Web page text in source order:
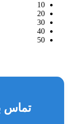
10
20
30
40
50
تماس